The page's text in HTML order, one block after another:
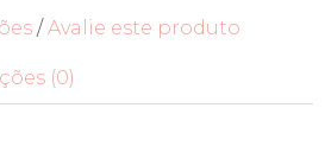
/Avalie este produto
(0)